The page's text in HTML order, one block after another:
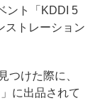
ント「KDDI 5
ストレーション
けた際に、
に出品されて